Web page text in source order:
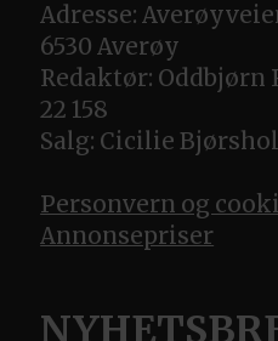
Adresse:
6530 Averøy
Redaktør: Oddbjørn
22 158
Salg: Cicilie Bjørshol
Personvern og
Annonsepriser